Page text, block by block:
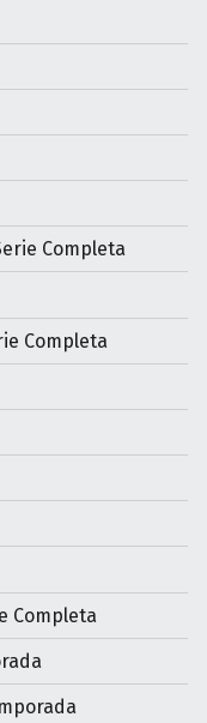
Completa
Completa
Completa